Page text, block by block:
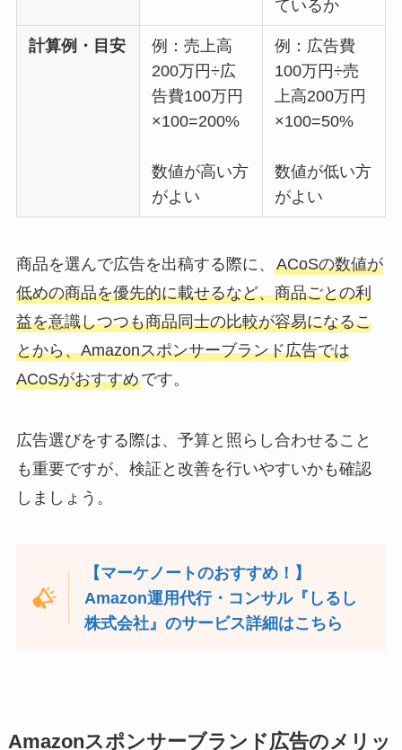
ているか
計算例・目安
例：売上高
200万円÷広
告費100万円
×100=200%
数値が高い方
がよい
例：広告費
100万円÷売
上高200万円
×100=50%
数値が低い方
がよい
商品を選んで広告を出稿する際に、 ACoSの数値が
低めの商品を優先的に載せるなど、商品ごとの利
益を意識しつつも商品同士の比較が容易になるこ
とから、Amazonスポンサーブランド広告では
ACoSがおすすめです。
広告選びをする際は、予算と照らし合わせること
も重要ですが、検証と改善を行いやすいかも確認
しましょう。
【マーケノートのおすすめ！】
Amazon運用代行・コンサル『しるし
株式会社』のサービス詳細はこちら
Amazonスポンサーブランド広告のメリッ